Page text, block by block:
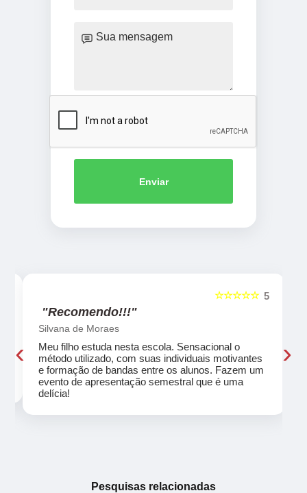
Enviar
5
☆☆☆☆☆
"Recomendo!!!"
Silvana de Moraes
Meu filho estuda nesta escola. Sensacional o
método utilizado, com suas individuais motivantes
e formação de bandas entre os alunos. Fazem um
evento de apresentação semestral que é uma
delícia!
‹ ›
Pesquisas relacionadas